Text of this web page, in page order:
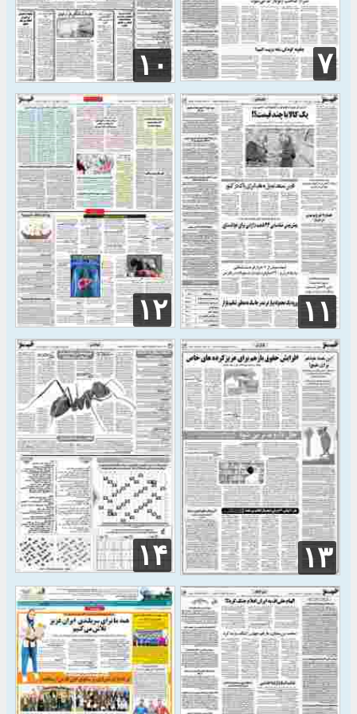
۷ ۱۰
۱۱ ۱۲
۱۳ ۱۴